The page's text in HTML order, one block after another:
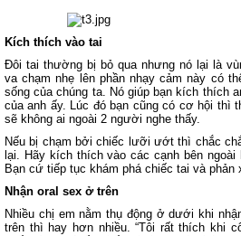
Kích thích vào tai
Đôi tai thường bị bỏ qua nhưng nó lại là
va chạm nhẹ lên phần nhạy cảm này có
sống của chúng ta. Nó giúp bạn kích thích
của anh ấy. Lúc đó bạn cũng có cơ hội thì
sẽ không ai ngoài 2 người nghe thấy.
Nếu bị chạm bởi chiếc lưỡi ướt thì chắc
lại. Hãy kích thích vào các cạnh bên ngoài
Bạn cứ tiếp tục khám phá chiếc tai và phản
Nhận oral sex ở trên
Nhiều chị em nằm thụ động ở dưới khi
trên thì hay hơn nhiều. “Tôi rất thích khi